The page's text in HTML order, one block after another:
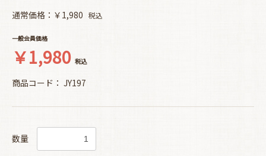
通常価格：￥1,980 税込
一般会員価格
￥1,980 税込
商品コード： JY197
数量